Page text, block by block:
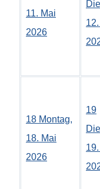
11. Mai
2026
18 Montag,
18. Mai
2026
19